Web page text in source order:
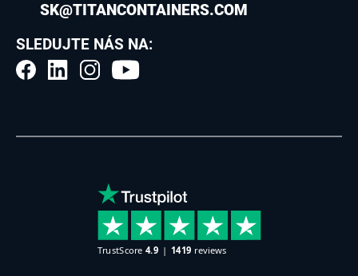
SK@TITANCONTAINERS.COM
SLEDUJTE NÁS NA: